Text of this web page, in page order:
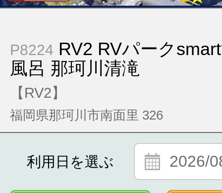
P8224 RV2 RVパーク
風呂 那珂川清滝
【RV2】
福岡県那珂川市南面里 326
利用日を選ぶ 2026/